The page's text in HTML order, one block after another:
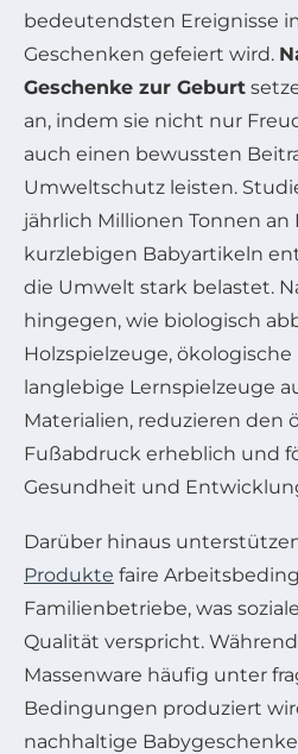
bedeutendsten Ereignisse
Geschenken gefeiert wird.
Geschenke zur Geburt
an, indem sie nicht nur
auch einen bewussten
Umweltschutz leisten.
jährlich Millionen Tonnen
kurzlebigen Babyartikeln
die Umwelt stark belastet.
hingegen, wie biologisch
Holzspielzeuge,
langlebige Lernspielzeuge
Materialien, reduzieren den
Fußabdruck erheblich und
Gesundheit und
Darüber hinaus
Produkte faire
Familienbetriebe, was
Qualität verspricht.
Massenware häufig unter
Bedingungen produziert
nachhaltige